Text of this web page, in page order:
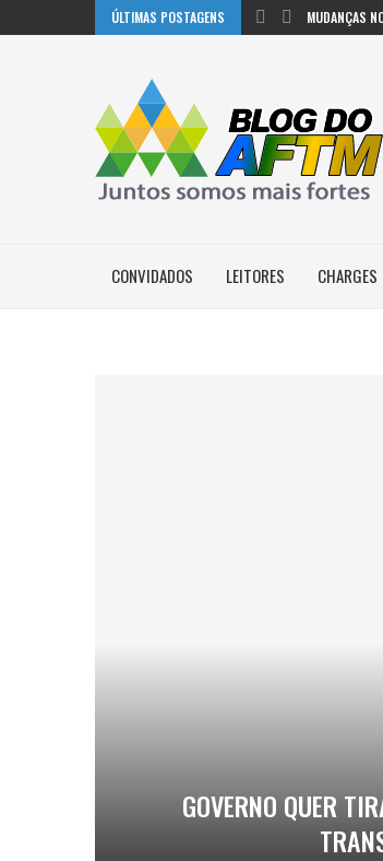
ÚLTIMAS POSTAGENS MUDANÇAS
CONVIDADOS LEITORES CHARGES
GOVERNO QUER